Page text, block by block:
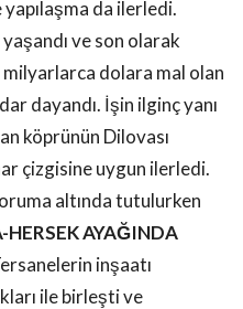
da ilerledi.
ve son olarak
milyarlarca dolara mal olan
dayandı. İşin ilginç yanı
köprünün Dilovası
çizgisine uygun ilerledi.
altında tutulurken
AYAĞINDA
inşaatı
ile birleşti ve